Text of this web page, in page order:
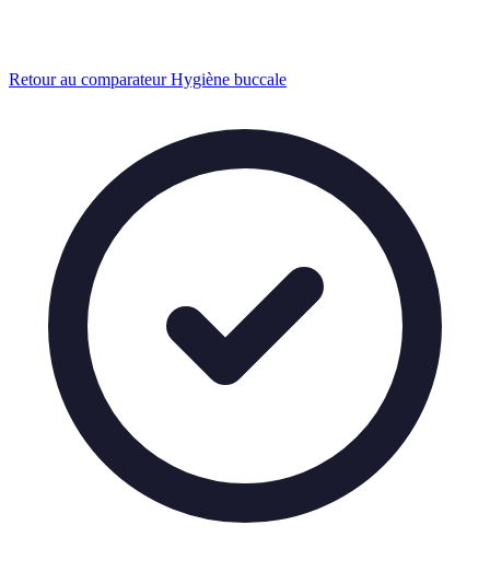
Retour au comparateur Hygiène buccale